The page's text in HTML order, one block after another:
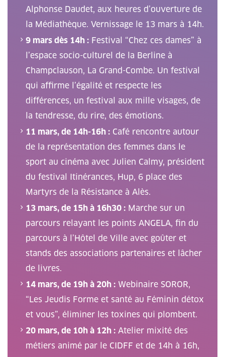
Alphonse Daudet, aux heures d’ouverture de
la Médiathèque. Vernissage le 13 mars à 14h.
9 mars dès 14h : Festival “Chez ces dames” à
l’espace socio-culturel de la Berline à
Champclauson, La Grand-Combe. Un festival
qui affirme l’égalité et respecte les
différences, un festival aux mille visages, de
la tendresse, du rire, des émotions.
11 mars, de 14h-16h : Café rencontre autour
de la représentation des femmes dans le
sport au cinéma avec Julien Calmy, président
du festival Itinérances, Hup, 6 place des
Martyrs de la Résistance à Alès.
13 mars, de 15h à 16h30 : Marche sur un
parcours relayant les points ANGELA, fin du
parcours à l’Hôtel de Ville avec goûter et
stands des associations partenaires et lâcher
de livres.
14 mars, de 19h à 20h : Webinaire SOROR,
“Les Jeudis Forme et santé au Féminin détox
et vous”, éliminer les toxines qui plombent.
20 mars, de 10h à 12h : Atelier mixité des
métiers animé par le CIDFF et de 14h à 16h,